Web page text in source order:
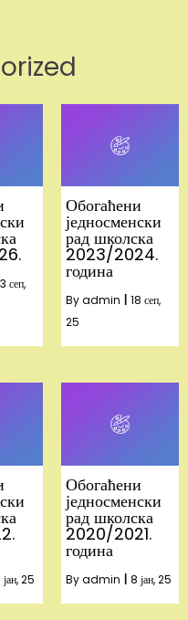
сеп,
Обогаћени
једносменски
рад школска
2023/2024.
година
Byadmin 18 сеп,
25
јан, 25
Обогаћени
једносменски
рад школска
2020/2021.
година
Byadmin 8 јан, 25